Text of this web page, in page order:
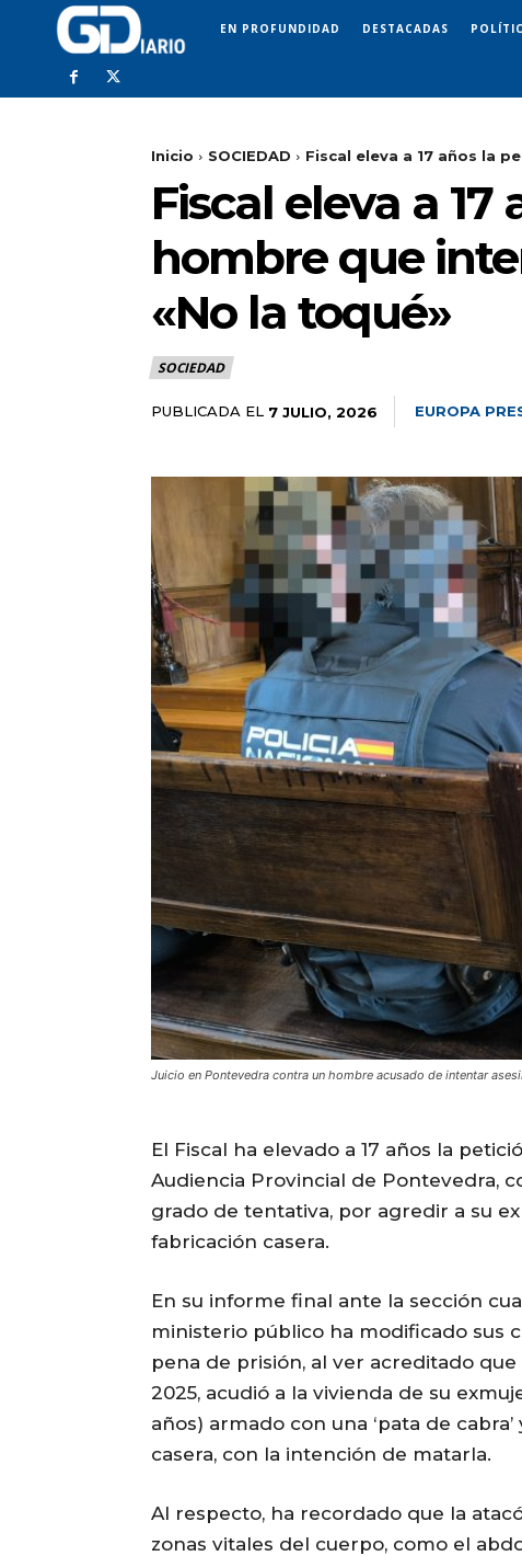
EN PROFUNDIDAD DESTACADAS
Inicio SOCIEDAD Fiscal eleva a 17 años la
Fiscal eleva a
hombre que
«No la toqué»
SOCIEDAD
PUBLICADA EL 7 JULIO, 2026 EUROPA
Juicio en Pontevedra contra un hombre acusado de intentar
El Fiscal ha elevado a 17 años la
Audiencia Provincial de Pontevedra,
grado de tentativa, por agredir a su
fabricación casera.
En su informe final ante la sección
ministerio público ha modificado sus
pena de prisión, al ver acreditado
2025, acudió a la vivienda de su
años) armado con una ‘pata de
casera, con la intención de matarla.
Al respecto, ha recordado que la
zonas vitales del cuerpo, como el